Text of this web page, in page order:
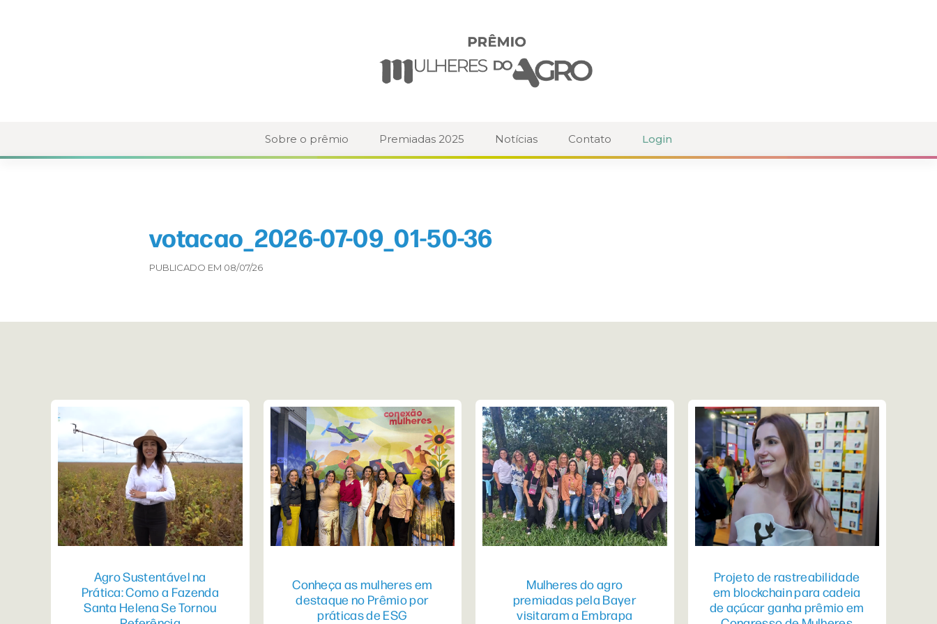
Sobre o prêmio Premiadas 2025 Notícias Contato Login
votacao_2026-07-09_01-50-36
PUBLICADO EM 08/07/26
Agro Sustentável na
Prática: Como a Fazenda
Santa Helena Se Tornou
Conheça as mulheres em
destaque no Prêmio por
práticas de ESG
Mulheres do agro
premiadas pela Bayer
visitaram a Embrapa
Projeto de rastreabilidade
em blockchain para cadeia
de açúcar ganha prêmio em